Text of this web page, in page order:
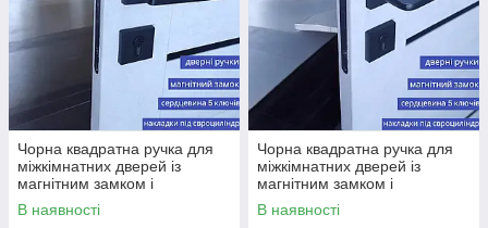
Чорна квадратна ручка для
міжкімнатних дверей із
магнітним замком і
циліндром 5 ключіTRION
FLASH AL-49 Black
В наявності
Чорна квадратна ручка для
міжкімнатних дверей із
магнітним замком і
циліндром 5 ключіTRION
NUEVO AL-49 Black
В наявності